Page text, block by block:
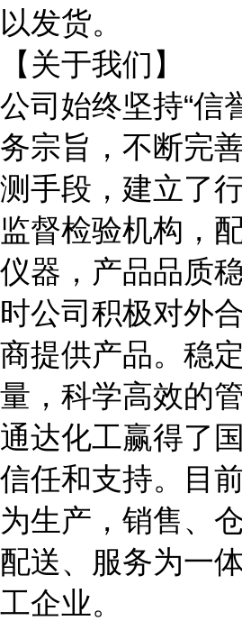
以发货。
【关于我们】
公司始终坚持“信
务宗旨，不断完
测手段，建立了
监督检验机构，
仪器，产品品质
时公司积极对外
商提供产品。稳
量，科学高效的
通达化工赢得了
信任和支持。目
为生产，销售、
配送、服务为一
工企业。